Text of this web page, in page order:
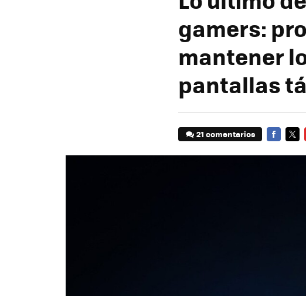
gamers:
mantener
pantallas
21 comentarios